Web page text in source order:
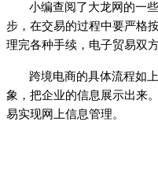
小编查阅了大龙网的一
步，在交易的过程中要严格
理完各种手续，电子贸易双
跨境电商的具体流程如
象，把企业的信息展示出来
易实现网上信息管理。